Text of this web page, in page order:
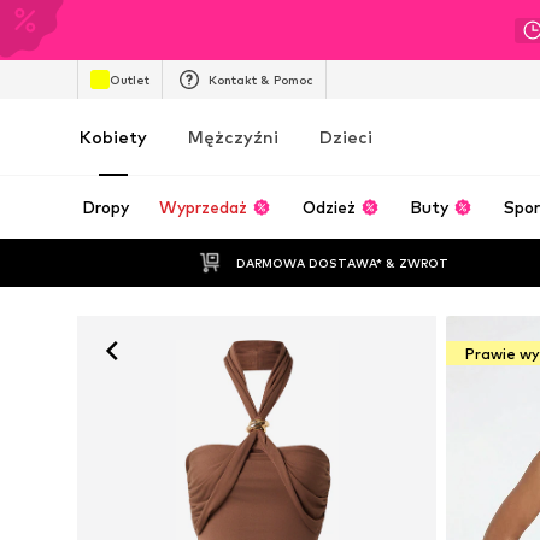
Outlet Kontakt & Pomoc
Kobiety Mężczyźni Dzieci
Dropy Wyprzedaż Odzież Buty
DARMOWA DOSTAWA* & ZWROT
Prawie